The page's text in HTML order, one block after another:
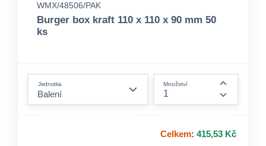
WMX/48506/PAK
Burger box kraft 110 x 110 x 90 mm 50
ks
Jednotka Množství
Celkem: 415,53 Kč